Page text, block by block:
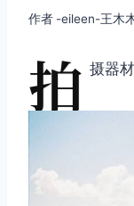
作者 -eileen-王木
拍 摄器